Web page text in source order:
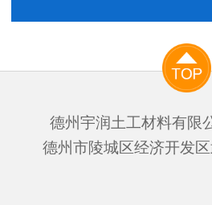
德州宇润土工材料有限
德州市陵城区经济开发